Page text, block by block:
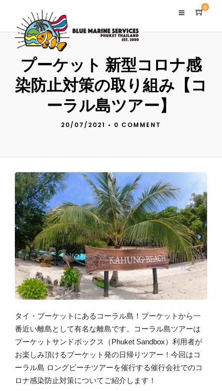
0
プーケット 新型コロナ感
染防止対策の取り組み【コ
ーラル島ツアー】
20/07/2021 • 0 COMMENT
タイ・プーケットにあるコーラル島！プーケットから一
番近い離島として有名な離島です。コーラル島ツアーは
プーケットサンドボックス（Phuket Sandbox） 利用者が
お楽しみ頂けるプーケット発の日帰りツアー！今回はコ
ーラル島 ロングビーチツアーを催行する催行会社でのコ
ロナ感染防止対策についてご紹介します！